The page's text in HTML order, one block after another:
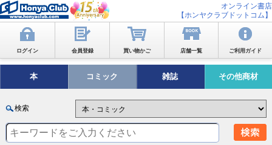
オンライン書店
【ホンヤクラブドットコム】
ログイン 会員登録 買い物かご 店舗一覧 ご利用ガイド
本 コミック 雑誌 その他商材
検索